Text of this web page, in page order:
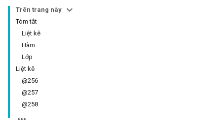
Trên trang này
Tóm tắt
Liệt kê
Hàm
Lớp
Liệt kê
@256
@257
@258